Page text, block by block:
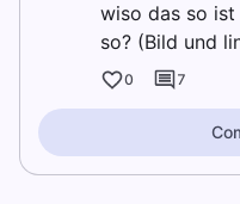
wiso das so
so? (Bild und
0 7